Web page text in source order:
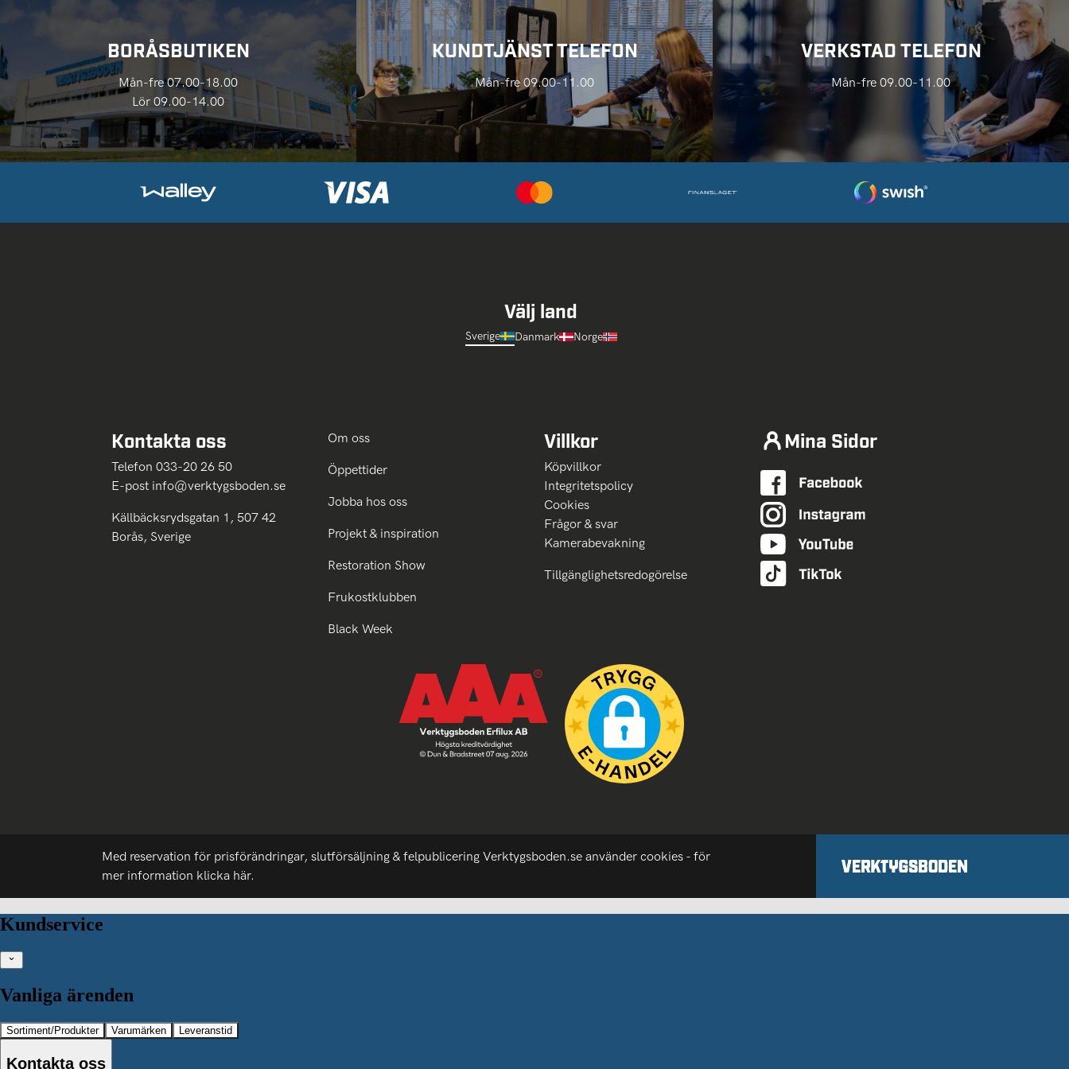
BORÅSBUTIKEN
Mån-fre 07.00-18.00
Lör 09.00-14.00
KUNDTJÄNST TELEFON
Mån-fre 09.00-11.00
VERKSTAD TELEFON
Mån-fre 09.00-11.00
Välj land
Sverige Danmark Norge
Kontakta oss
Telefon 033-20 26 50
E-post info@verktygsboden.se
Källbäcksrydsgatan 1, 507 42
Borås, Sverige
Om oss
Öppettider
Jobba hos oss
Projekt & inspiration
Restoration Show
Frukostklubben
Black Week
Villkor
Köpvillkor
Integritetspolicy
Cookies
Frågor & svar
Kamerabevakning
Tillgänglighetsredogörelse
Mina Sidor
Med reservation för prisförändringar, slutförsäljning & felpublicering Verktygsboden.se använder cookies - för
mer information klicka här.